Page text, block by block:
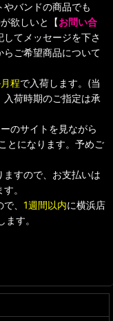
バンドの商品でも
欲しいと【お問い合
てメッセージを下さ
ご希望商品について
程で入荷します。(当
入荷時期のご指定は承
のサイトを見ながら
とになります。予めご
すので、お支払いは
。
、 1週間以内に横浜店
す。